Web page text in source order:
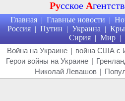
Русское А
Главная | Главные новости |
Россия | Путин | Украина |
Сирия | Мир |
Война на Украине | война США с
Герои войны на Украине |
Николай Левашов |